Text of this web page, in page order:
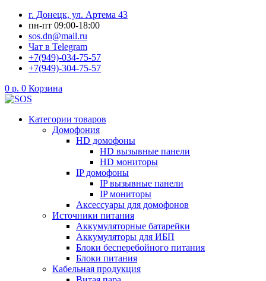
Перейти
содержимому
г. Донецк, ул. Артема 43
пн-пт 09:00-18:00
sos.dn@mail.ru
Чат в Telegram
+7(949)-034-75-57
+7(949)-304-75-57
0 р. 0 Корзина
Категории товаров
Домофония
HD домофоны
HD вызывные панели
HD мониторы
IP домофоны
IP вызывные панели
IP мониторы
Аксессуары для домофонов
Источники питания
Аккумуляторные батарейки
Аккумуляторы для ИБП
Блоки бесперебойного питания
Блоки питания
Кабельная продукция